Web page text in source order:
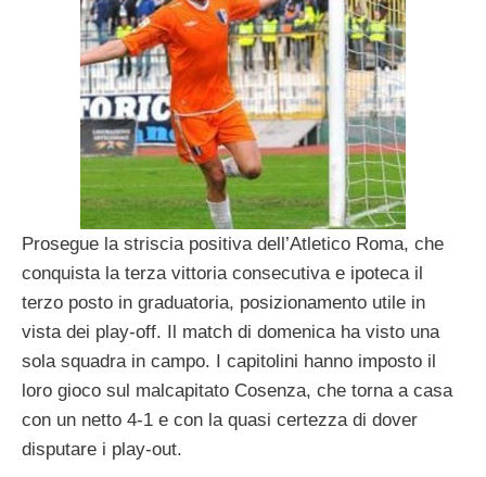
Prosegue la striscia positiva dell’Atletico Roma, che
conquista la terza vittoria consecutiva e ipoteca il
terzo posto in graduatoria, posizionamento utile in
vista dei play-off. Il match di domenica ha visto una
sola squadra in campo. I capitolini hanno imposto il
loro gioco sul malcapitato Cosenza, che torna a casa
con un netto 4-1 e con la quasi certezza di dover
disputare i play-out.